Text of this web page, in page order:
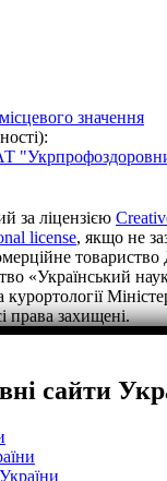
місцевого значення
за ліцензією
license, якщо не
товариство
«Український
курортології
права захищені.
сайти